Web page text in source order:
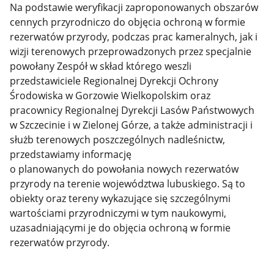
Na podstawie weryfikacji zaproponowanych obszarów
cennych przyrodniczo do objęcia ochroną w formie
rezerwatów przyrody, podczas prac kameralnych, jak i
wizji terenowych przeprowadzonych przez specjalnie
powołany Zespół w skład którego weszli
przedstawiciele Regionalnej Dyrekcji Ochrony
Środowiska w Gorzowie Wielkopolskim oraz
pracownicy Regionalnej Dyrekcji Lasów Państwowych
w Szczecinie i w Zielonej Górze, a także administracji i
służb terenowych poszczególnych nadleśnictw,
przedstawiamy informację
o planowanych do powołania nowych rezerwatów
przyrody na terenie województwa lubuskiego. Są to
obiekty oraz tereny wykazujące się szczególnymi
wartościami przyrodniczymi w tym naukowymi,
uzasadniającymi je do objęcia ochroną w formie
rezerwatów przyrody.